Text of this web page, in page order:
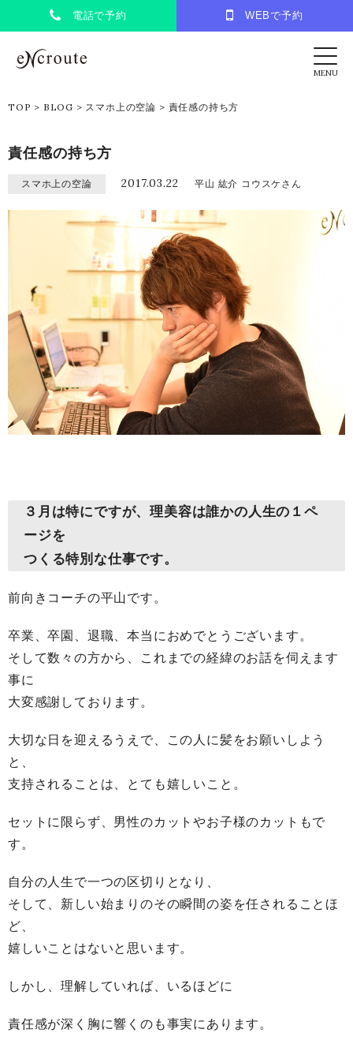
電話で予約 WEBで予約
eNcroute｜葛西・江戸川区の美容室 アンク
MENU
TOP > BLOG > スマホ上の空論 > 責任感の持ち方
責任感の持ち方
スマホ上の空論 2017.03.22 平山 紘介 コウスケさん
３月は特にですが、理美容は誰かの人生の１ペ
ージを
つくる特別な仕事です。
前向きコーチの平山です。
卒業、卒園、退職、本当におめでとうございます。
そして数々の方から、これまでの経緯のお話を伺えます
事に
大変感謝しております。
大切な日を迎えるうえで、この人に髪をお願いしよう
と、
支持されることは、とても嬉しいこと。
セットに限らず、男性のカットやお子様のカットもで
す。
自分の人生で一つの区切りとなり、
そして、新しい始まりのその瞬間の姿を任されることほ
ど、
嬉しいことはないと思います。
しかし、理解していれば、いるほどに
責任感が深く胸に響くのも事実にあります。